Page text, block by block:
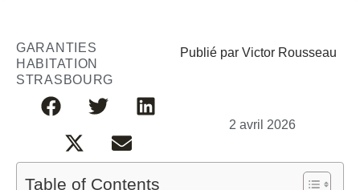
GARANTIES
HABITATION
STRASBOURG
Publié par Victor Rousseau
2 avril 2026
Table of Contents